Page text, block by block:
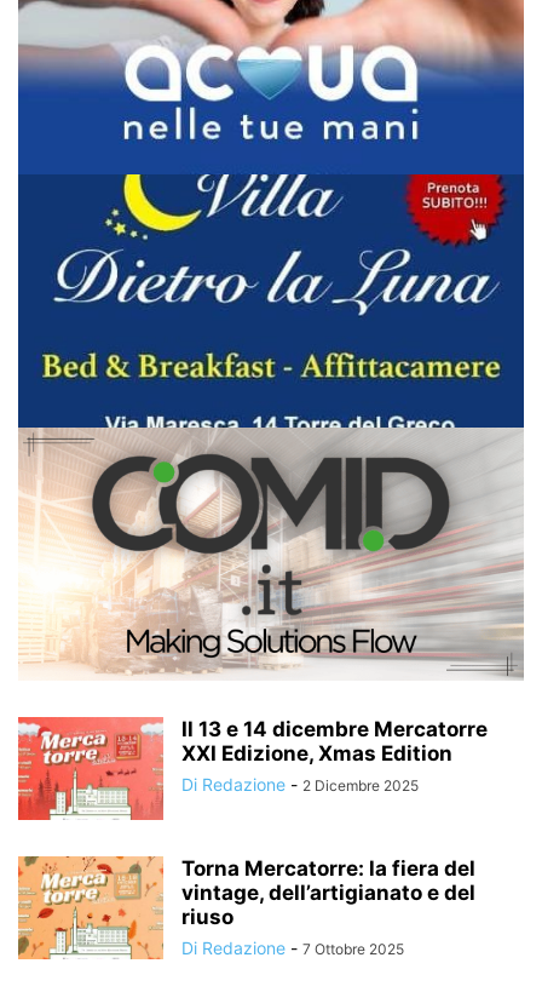
Il 13 e 14 dicembre Mercatorre
XXI Edizione, Xmas Edition
Di Redazione - 2 Dicembre 2025
Torna Mercatorre: la fiera del
vintage, dell’artigianato e del
riuso
Di Redazione - 7 Ottobre 2025